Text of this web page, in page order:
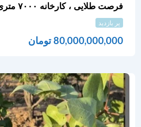
فرصت طلایی ، کارخانه ۷۰۰۰ متری
پر بازدید
80,000,000,000 تومان